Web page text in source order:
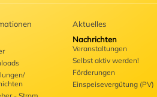
Aktuelles
Nachrichten
Veranstaltungen
Selbst aktiv werden!
Förderungen
Einspeisevergütung (PV)